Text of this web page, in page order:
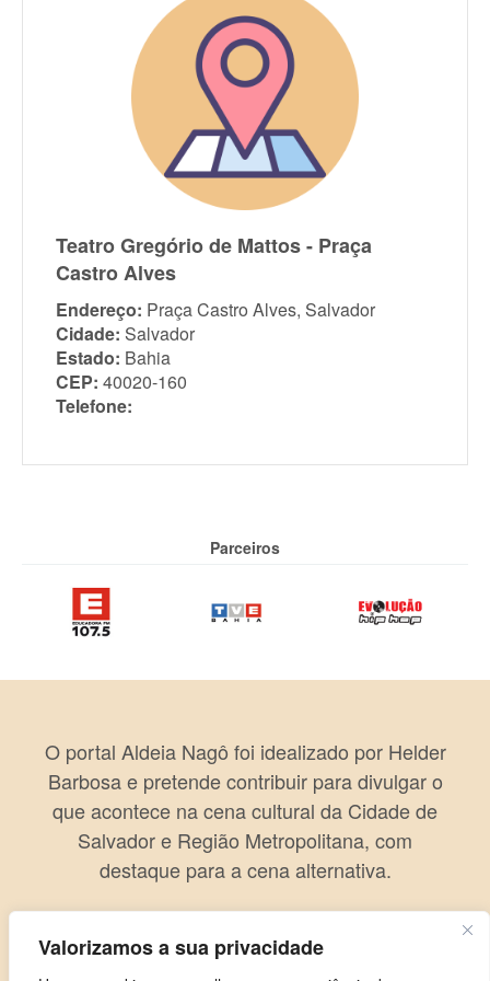
Valorizamos a sua privacidade
Teatro Gregório de Mattos - Praça
Castro Alves
Endereço: Praça Castro Alves, Salvador
Cidade: Salvador
Estado: Bahia
CEP: 40020-160
Telefone:
Parceiros
O portal Aldeia Nagô foi idealizado por Helder
Barbosa e pretende contribuir para divulgar o
que acontece na cena cultural da Cidade de
Salvador e Região Metropolitana, com
destaque para a cena alternativa.